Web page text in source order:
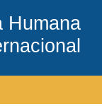
Humana